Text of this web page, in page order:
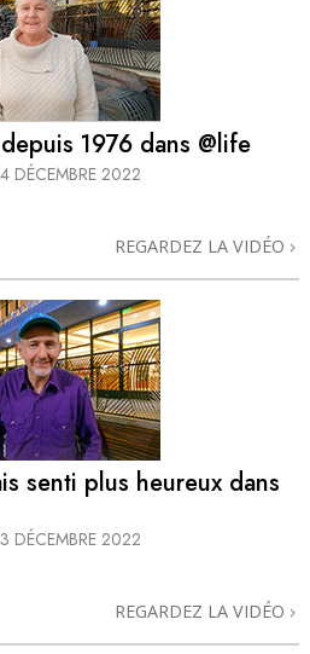
1976 dans @life
DÉCEMBRE 2022
REGARDEZ LA VIDÉO
senti plus heureux dans
DÉCEMBRE 2022
REGARDEZ LA VIDÉO